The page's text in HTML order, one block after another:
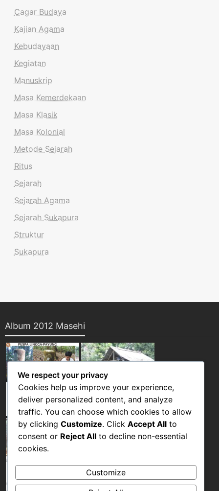
Cagar Budaya
Kajian Agama
Kebudayaan
Kegiatan
Manuskrip
Masa Kemerdekaan
Masa Klasik
Masa Kolonial
Metode Sejarah
Ritus
Sejarah
Sejarah Agama
Sejarah Sukapura
Struktur
Sukapura
Album 2012 Masehi
We respect your privacy
Cookies help us improve your experience,
deliver personalized content, and analyze
traffic. You can choose which cookies to allow
by clicking Customize. Click Accept All to
consent or Reject All to decline non-essential
cookies.
Customize